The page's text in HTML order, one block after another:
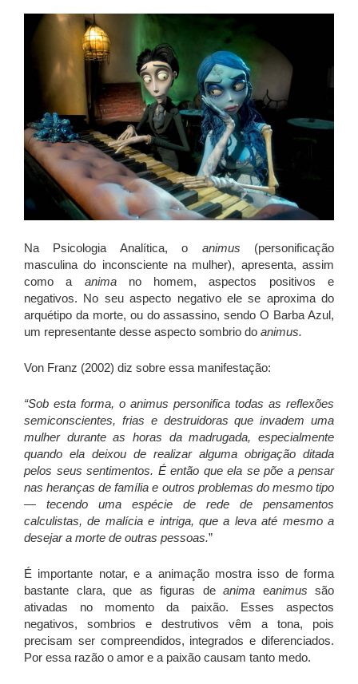
Na Psicologia Analítica, o animus (personificação
masculina do inconsciente na mulher), apresenta, assim
como a animano homem, aspectos positivos e
negativos. No seu aspecto negativo ele se aproxima do
arquétipo da morte, ou do assassino, sendo O Barba Azul,
um representante desse aspecto sombrio do animus.
Von Franz (2002) diz sobre essa manifestação:
“Sob esta forma, o animus personifica todas as reflexões
semiconscientes, frias e destruidoras que invadem uma
mulher durante as horas da madrugada, especialmente
quando ela deixou de realizar alguma obrigação ditada
pelos seus sentimentos. É então que ela se põe a pensar
nas heranças de família e outros problemas do mesmo tipo
— tecendo uma espécie de rede de pensamentos
calculistas, de malícia e intriga, que a leva até mesmo a
desejar a morte de outras pessoas.”
É importante notar, e a animação mostra isso de forma
bastante clara, que as figuras de anima eanimus são
ativadas no momento da paixão. Esses aspectos
negativos, sombrios e destrutivos vêm a tona, pois
precisam ser compreendidos, integrados e diferenciados.
Por essa razão o amor e a paixão causam tanto medo.